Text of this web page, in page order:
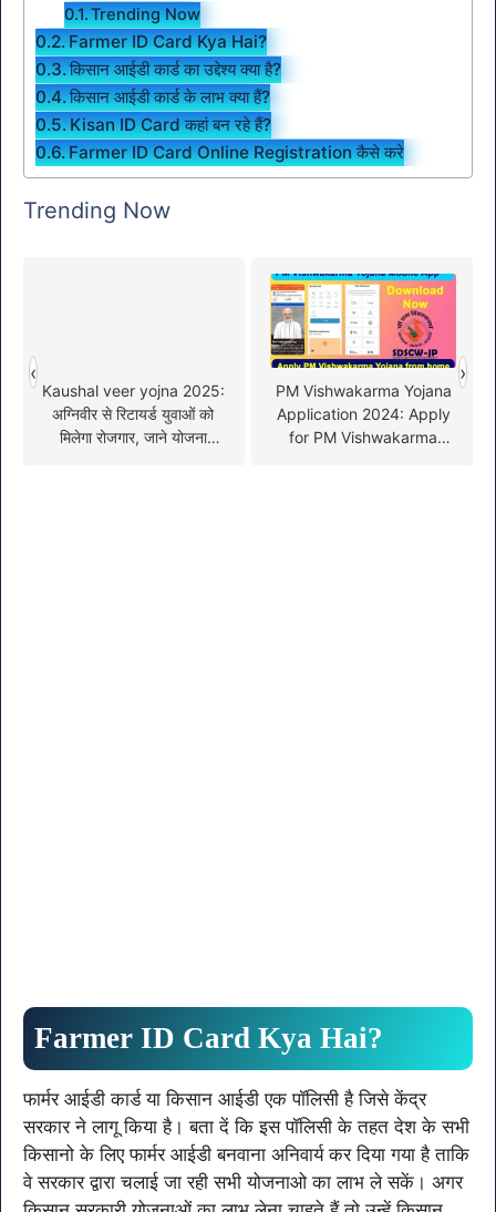
Trending Now
Farmer ID Card Kya Hai?
किसान आईडी कार्ड का उद्देश्य क्या है?
किसान आईडी कार्ड के लाभ क्या हैं?
Kisan ID Card कहां बन रहे हैं?
Farmer ID Card Online Registration कैसे करे
Trending Now
Kaushal veer yojna 2025:
अग्निवीर से रिटायर्ड युवाओं को
मिलेगा रोजगार, जाने योजना
PM Vishwakarma Yojana
Application 2024: Apply
for PM Vishwakarma
‹ ›
Farmer ID Card Kya Hai?
फार्मर आईडी कार्ड या किसान आईडी एक पॉलिसी है जिसे केंद्र
सरकार ने लागू किया है। बता दें कि इस पॉलिसी के तहत देश के सभी
किसानो के लिए फार्मर आईडी बनवाना अनिवार्य कर दिया गया है ताकि
वे सरकार द्वारा चलाई जा रही सभी योजनाओ का लाभ ले सकें। अगर